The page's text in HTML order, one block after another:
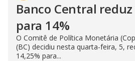
Banco Central
para 14%
O Comitê de Política Monetária
(BC) decidiu nesta quarta-feira, 5,
14,25% para...